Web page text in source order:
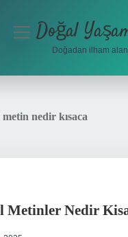
menüyüDoğal
Doğadan ilham
metin nedir kısaca
Metinler Nedir